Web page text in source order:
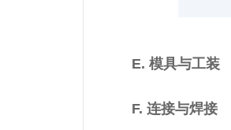
ETC系统
机箱机柜
扩散、
E. 模具与工装
F. 连接与焊接